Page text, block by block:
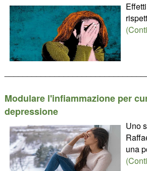
Modulare l'infiammazione per
depressione
Uno
una